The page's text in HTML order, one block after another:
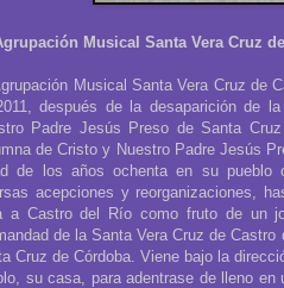
Musical Santa Vera Cruz
Musical Santa Vera Cruz de
después de la desaparición de
Padre Jesús Preso de Santa
de Cristo y Nuestro Padre Jesús
de los años ochenta en su pueblo
acepciones y reorganizaciones,
a Castro del Río como fruto de un
de la Santa Vera Cruz de
Cruz de Córdoba. Viene bajo la
su casa, para adentrase de lleno